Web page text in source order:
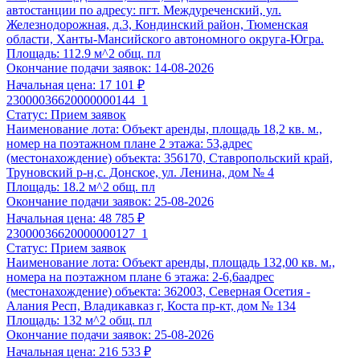
Готовность: в течение6 часов(заявка поступившая после
работу с 10:00 следующего рабочего дня).
Выбрать услугу
6 часов
Срочная Подготовка заявки
По 44-ФЗ, 178-ФЗ, 127-ФЗ, 229-ФЗ, коммерческая
15 900 ₽
Анализ документации по торгам по реализации
соответствии с ФЗ №178-ФЗ, 26-ПП, 570-ПП, 769-ПП и
Формирование списка документов, необходимых для
Подготовка заявки в течение6 часов
Клиентом;
Проверка на соответствие представленных документов.
Выбрать услугу
6 часов
Срочная Комплексная подготовка заявки
По 178-ФЗ, коммерческая недвижимость
19 900 ₽
Анализ документации по торгам по реализации
автостанции по адресу: пгт. Междуреченский, ул.
Железнодорожная, д.3, Кондинский район, Тюменская
области, Ханты-Мансийского автономного округа-Югра.
Площадь: 112.9 м^2 общ. пл
Окончание подачи заявок: 14-08-2026
Начальная цена: 17 101 ₽
23000036620000000144_1
Статус: Прием заявок
Наименование лота: Объект аренды, площадь 18,2 кв. м.,
номер на поэтажном плане 2 этажа: 53,адрес
(местонахождение) объекта: 356170, Ставропольский край,
Труновский р-н,с. Донское, ул. Ленина, дом № 4
Площадь: 18.2 м^2 общ. пл
Окончание подачи заявок: 25-08-2026
Начальная цена: 48 785 ₽
23000036620000000127_1
Статус: Прием заявок
Наименование лота: Объект аренды, площадь 132,00 кв. м.,
номера на поэтажном плане 6 этажа: 2-6,6аадрес
(местонахождение) объекта: 362003, Северная Осетия -
Алания Респ, Владикавказ г, Коста пр-кт, дом № 134
Площадь: 132 м^2 общ. пл
Окончание подачи заявок: 25-08-2026
Начальная цена: 216 533 ₽